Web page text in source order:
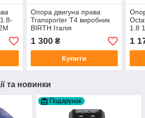
Опора двигуна права
Transporter T4 виробник
BIRTH Італія
1 300₴
Купити
1.8
1
та новинки
Подарунок